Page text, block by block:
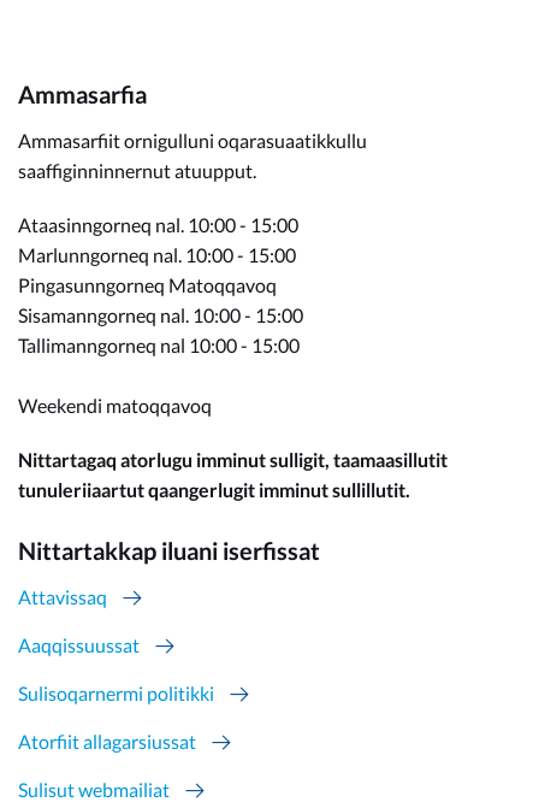
Ammasarfia
Ammasarfiit ornigulluni oqarasuaatikkullu
saaffiginninnernut atuupput.
Ataasinngorneq nal. 10:00 - 15:00
Marlunngorneq nal. 10:00 - 15:00
Pingasunngorneq Matoqqavoq
Sisamanngorneq nal. 10:00 - 15:00
Tallimanngorneq nal 10:00 - 15:00
Weekendi matoqqavoq
Nittartagaq atorlugu imminut sulligit, taamaasillutit
tunuleriiaartut qaangerlugit imminut sullillutit.
Nittartakkap iluani iserfissat
Attavissaq
Aaqqissuussat
Sulisoqarnermi politikki
Atorfiit allagarsiussat
Sulisut webmailiat